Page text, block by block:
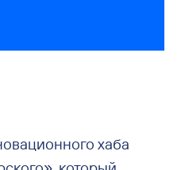
хаба